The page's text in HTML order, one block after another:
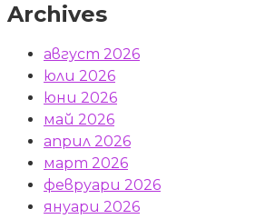
Archives
август 2026
юли 2026
юни 2026
май 2026
април 2026
март 2026
февруари 2026
януари 2026